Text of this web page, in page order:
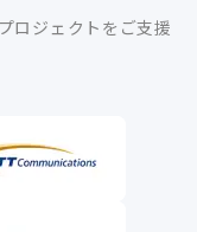
ロジェクトをご支援